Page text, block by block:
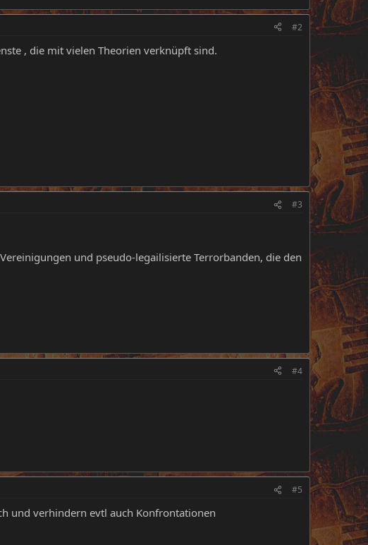
#2
, die mit vielen Theorien verknüpft sind.
#3
und pseudo-legailisierte Terrorbanden, die den
#4
#5
und verhindern evtl auch Konfrontationen